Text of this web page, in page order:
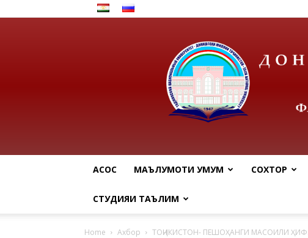
АСОСӢ МАЪЛУМОТИ УМУМӢ СОХТОР
СТУДИЯИ ТАЪЛИМӢ
Home Ахбор ТОҶИКИСТОН- ПЕШОҲАНГИ МАСОИЛИ